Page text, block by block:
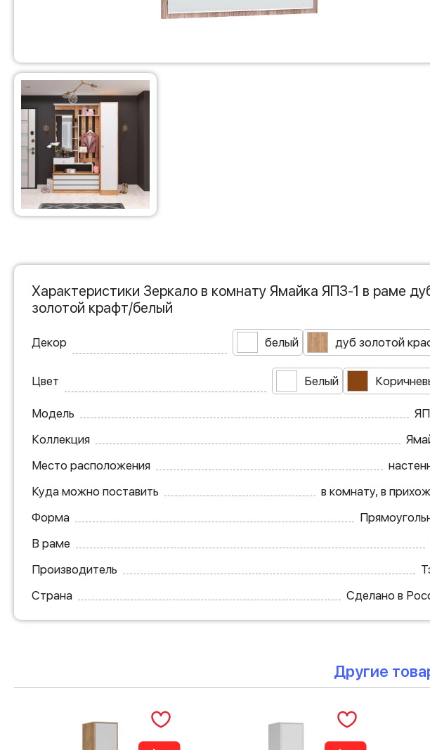
Характеристики Зеркало в комнату Ямайка ЯПЗ-1 в раме
золотой крафт/белый
Декор белый дуб золотой
Цвет Белый
Модель
Коллекция
Место расположения
Куда можно поставить
в комнату, в
Форма
В раме
Производитель
Страна
Сделано в
Другие